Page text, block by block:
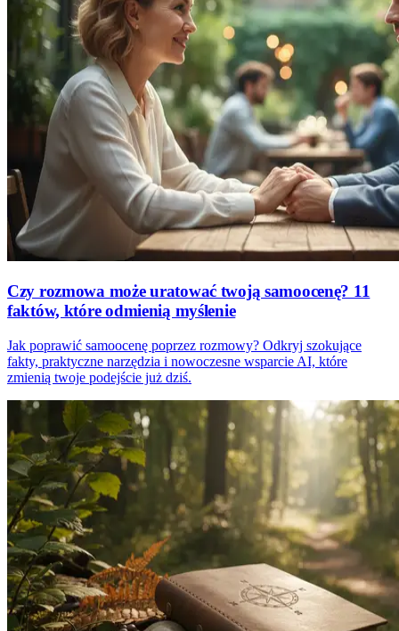
Czy rozmowa może uratować twoją samoocenę? 11
faktów, które odmienią myślenie
Jak poprawić samoocenę poprzez rozmowy? Odkryj szokujące
fakty, praktyczne narzędzia i nowoczesne wsparcie AI, które
zmienią twoje podejście już dziś.